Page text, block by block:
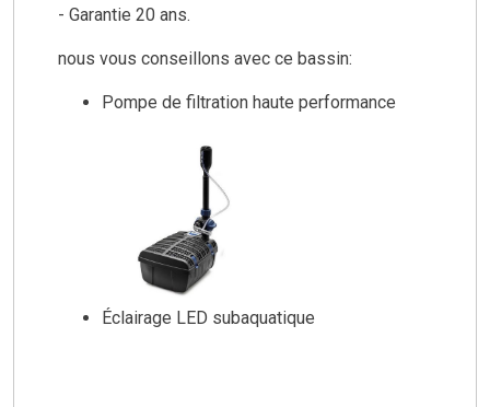
- Garantie 20 ans.
nous vous conseillons avec ce bassin:
Pompe de filtration haute performance
Éclairage LED subaquatique